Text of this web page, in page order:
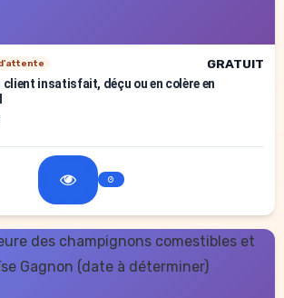
GRATUIT
client insatisfait, déçu ou en colère en